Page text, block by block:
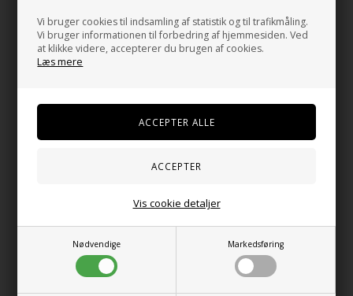
Vi bruger cookies til indsamling af statistik og til trafikmåling.
Vi bruger informationen til forbedring af hjemmesiden. Ved
at klikke videre, accepterer du brugen af cookies.
Læs mere
Nødvendige Markedsføring
Vis cookie detaljer
2 varianter